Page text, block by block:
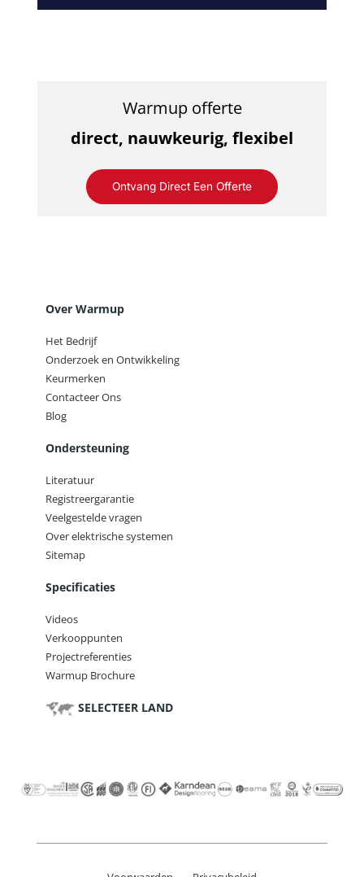
Warmup offerte
direct, nauwkeurig, flexibel
Ontvang Direct Een Offerte
Over Warmup
Het Bedrijf
Onderzoek en Ontwikkeling
Keurmerken
Contacteer Ons
Blog
Ondersteuning
Literatuur
Registreergarantie
Veelgestelde vragen
Over elektrische systemen
Sitemap
Specificaties
Videos
Verkooppunten
Projectreferenties
Warmup Brochure
SELECTEER LAND